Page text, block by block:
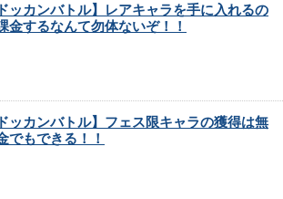
ドッカンバトル】レアキャラを手に入れるの
金するなんて勿体ないぞ！！
ドッカンバトル】フェス限キャラの獲得は無
でもできる！！